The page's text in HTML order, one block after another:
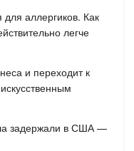
аллергиков. Как
легче
и переходит к
задержали в США —